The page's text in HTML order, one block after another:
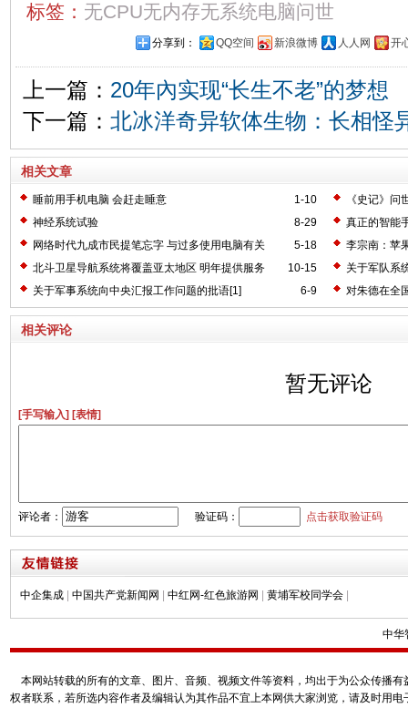
标签： 无CPU无内存无系统电脑问世
分享到： QQ空间 新浪微博 人人网 开
上一篇： 20年內实现“长生不老”的梦想
下一篇： 北冰洋奇异软体生物：长相怪
相关文章
1-10
睡前用手机电脑 会赶走睡意
《史记》问
8-29
神经系统试验
真正的智能
5-18
网络时代九成市民提笔忘字 与过多使用电脑有关
李宗南：苹
10-15
北斗卫星导航系统将覆盖亚太地区 明年提供服务
关于军队系
6-9
关于军事系统向中央汇报工作问题的批语[1]
对朱德在全
改意见[1]
相关评论
暂无评论
[手写输入] [表情]
评论者： 验证码： 点击获取验证码
中企集成 中国共产党新闻网 中红网-红色旅游网 黄埔军校同学会
中华
本网站转载的所有的文章、图片、音频、视频文件等资料，均出于为公众传播
权者联系，若所选内容作者及编辑认为其作品不宜上本网供大家浏览，请及时用